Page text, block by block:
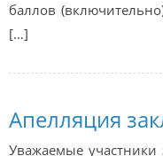
баллов
[…]
Апелляция
Уважаемые участники